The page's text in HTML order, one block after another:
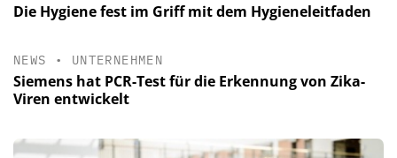
Die Hygiene fest im Griff mit dem Hygieneleitfaden
NEWS • UNTERNEHMEN
Siemens hat PCR-Test für die Erkennung von Zika-
Viren entwickelt